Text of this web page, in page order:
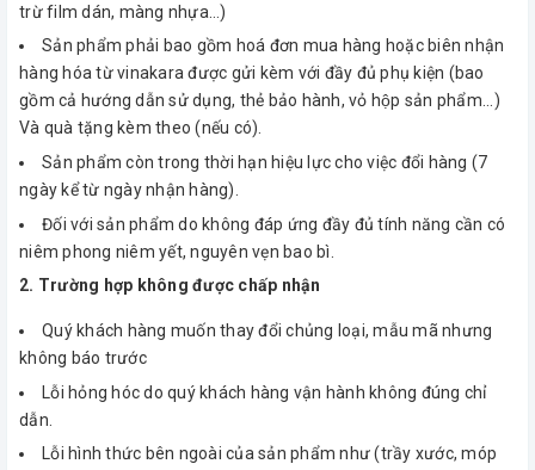
trừ film dán, màng nhựa…)
Sản phẩm phải bao gồm hoá đơn mua hàng hoặc biên nhận
hàng hóa từ vinakara được gửi kèm với đầy đủ phụ kiện (bao
gồm cả hướng dẫn sử dụng, thẻ bảo hành, vỏ hộp sản phẩm...)
Và quà tặng kèm theo (nếu có).
Sản phẩm còn trong thời hạn hiệu lực cho việc đổi hàng (7
ngày kể từ ngày nhận hàng).
Đối với sản phẩm do không đáp ứng đầy đủ tính năng cần có
niêm phong niêm yết, nguyên vẹn bao bì.
2. Trường hợp không được chấp nhận
Quý khách hàng muốn thay đổi chủng loại, mẫu mã nhưng
không báo trước
Lỗi hỏng hóc do quý khách hàng vận hành không đúng chỉ
dẫn.
Lỗi hình thức bên ngoài của sản phẩm như (trầy xước, móp